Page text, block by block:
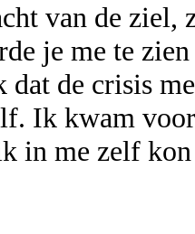
van de ziel,
je me te
de crisis
Ik kwam
in me zelf